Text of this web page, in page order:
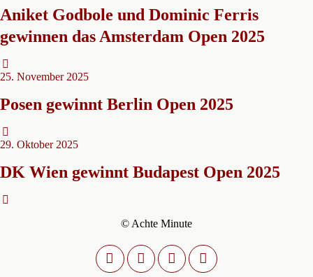
Aniket Godbole und Dominic Ferris
gewinnen das Amsterdam Open 2025
25. November 2025
Posen gewinnt Berlin Open 2025
29. Oktober 2025
DK Wien gewinnt Budapest Open 2025
© Achte Minute